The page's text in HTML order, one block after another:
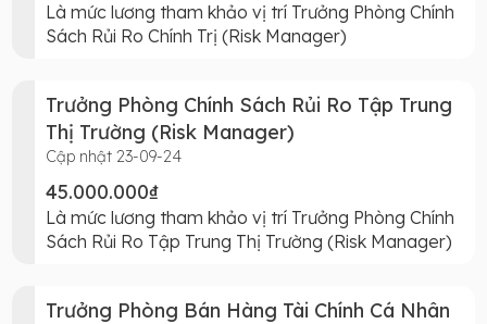
Là mức lương tham khảo vị trí Trưởng Phòng Chính
Sách Rủi Ro Chính Trị (Risk Manager)
Trưởng Phòng Chính Sách Rủi Ro Tập Trung
Thị Trường (Risk Manager)
Cập nhật 23-09-24
45.000.000₫
Là mức lương tham khảo vị trí Trưởng Phòng Chính
Sách Rủi Ro Tập Trung Thị Trường (Risk Manager)
Trưởng Phòng Bán Hàng Tài Chính Cá Nhân